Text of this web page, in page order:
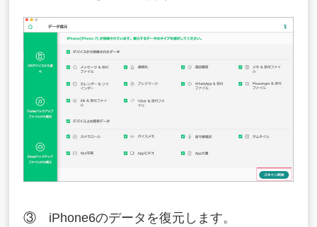
③ iPhone6のデータを復元します。